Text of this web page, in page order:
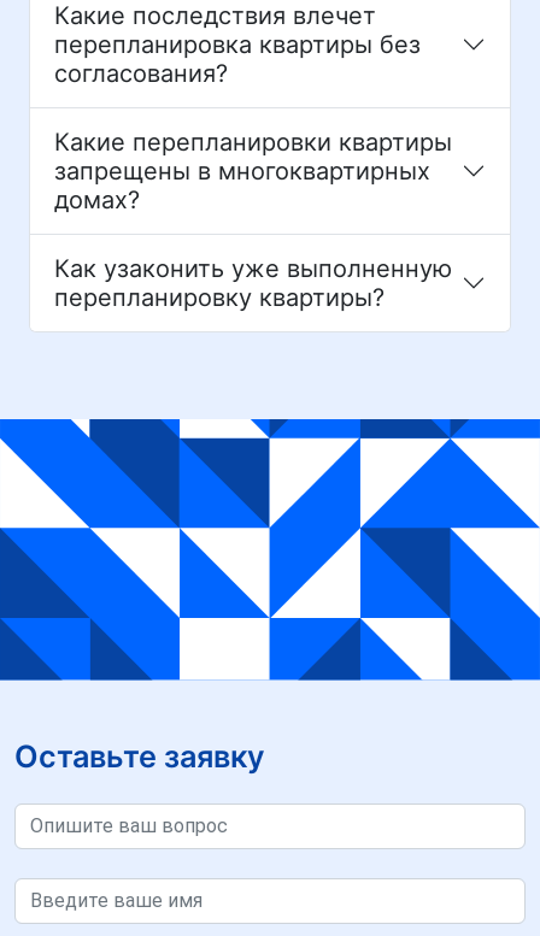
Какие последствия влечет
перепланировка квартиры без
согласования?
Какие перепланировки квартиры
запрещены в многоквартирных
домах?
Как узаконить уже выполненную
перепланировку квартиры?
Оставьте заявку